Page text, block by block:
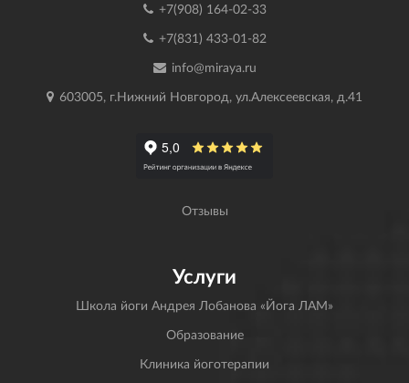
+7(908) 164-02-33
+7(831) 433-01-82
info@miraya.ru
603005, г.Нижний Новгород, ул.Алексеевская, д.41
Отзывы
Услуги
Школа йоги Андрея Лобанова «Йога ЛАМ»
Образование
Клиника йоготерапии